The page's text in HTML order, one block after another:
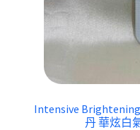
Intensive
丹 華炫白